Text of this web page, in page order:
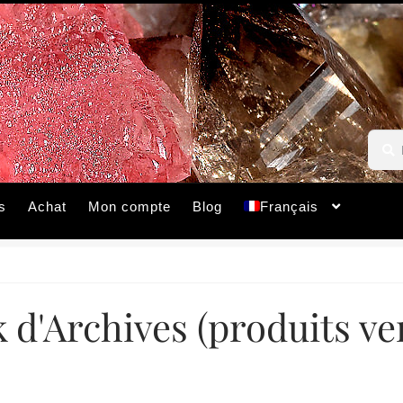
pour :
Achat Mon compte Blog Français
d'Archives (produits